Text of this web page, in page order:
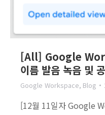
[All] Google
이름 발음 녹음 및
Google Workspace, Blog
[12월 11일자 Google